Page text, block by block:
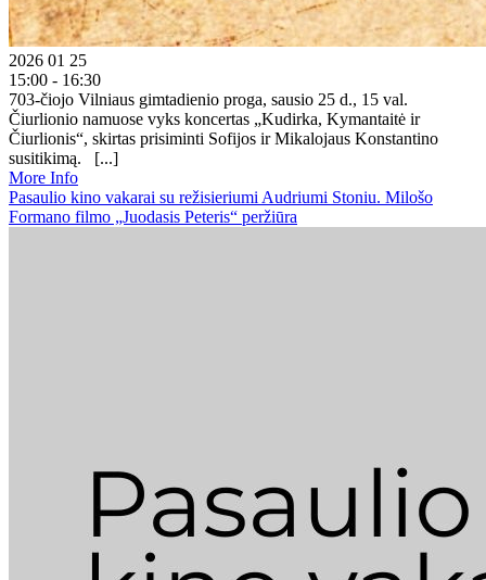
2026 01 25
15:00 - 16:30
703-čiojo Vilniaus gimtadienio proga, sausio 25 d., 15 val.
Čiurlionio namuose vyks koncertas „Kudirka, Kymantaitė ir
Čiurlionis“, skirtas prisiminti Sofijos ir Mikalojaus Konstantino
susitikimą. [...]
More Info
Pasaulio kino vakarai su režisieriumi Audriumi Stoniu. Milošo
Formano filmo „Juodasis Peteris“ peržiūra